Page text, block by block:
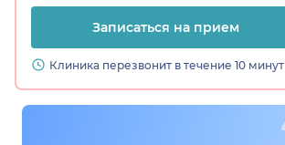
Записаться на прием
Клиника перезвонит в течение 10 минут